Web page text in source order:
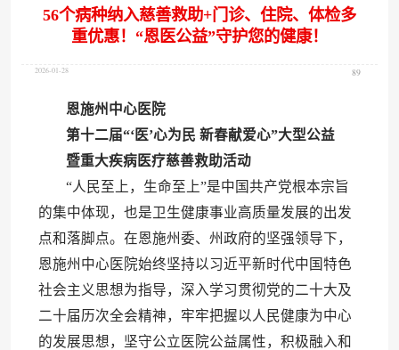
56个病种纳入慈善救助+门诊、住院、体检多
重优惠！“恩医公益”守护您的健康！
2026-01-28 89
恩施州中心医院
第十二届“‘医’心为民 新春献爱心”大型公益
暨重大疾病医疗慈善救助活动
“人民至上，生命至上”是中国共产党根本宗旨
的集中体现，也是卫生健康事业高质量发展的出发
点和落脚点。在恩施州委、州政府的坚强领导下，
恩施州中心医院始终坚持以习近平新时代中国特色
社会主义思想为指导，深入学习贯彻党的二十大及
二十届历次全会精神，牢牢把握以人民健康为中心
的发展思想，坚守公立医院公益属性，积极融入和